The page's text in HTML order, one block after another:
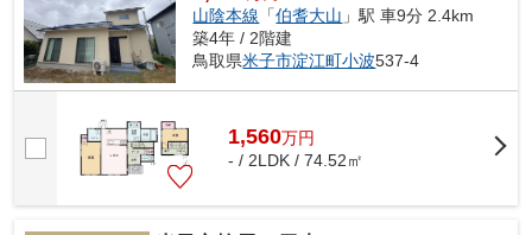
山陰本線 「伯耆大山 」駅 車9分 2.4km
築4年 / 2階建
鳥取県米子市淀江町小波537-4
1,560万円
- / 2LDK / 74.52㎡